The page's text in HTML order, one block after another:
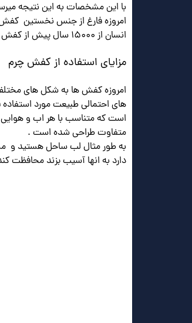
با این مشخصات به این نتیجه میرسیم
امروزه فارغ از جنس نخستین کفش
انسان از ۱۵۰۰۰ سال پیش از کفش استفاده میکرده است.
مزایای استفاده از کفش چرم
امروزه کفش ها به شکل های
های احتمالی طبیعت مورد
است که متناسب با هر اب و
متفاوت طراحی شده است .
به طور مثال لب ساحل هستید و
دارد به انها آسیب بزند محافظت